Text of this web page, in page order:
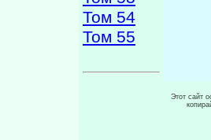
Том 54
Том 55
Этот сайт